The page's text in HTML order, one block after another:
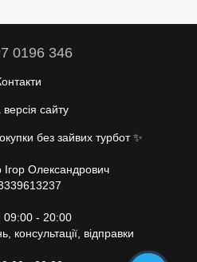
0196 346
сайту
без зайвих турбот ✨
Олександрович
- 20:00
консультації, відправки